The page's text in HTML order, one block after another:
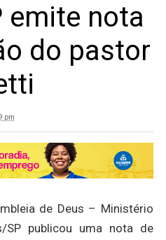
emite nota
do pastor
pm
de Deus – Ministério
SP publicou uma nota de